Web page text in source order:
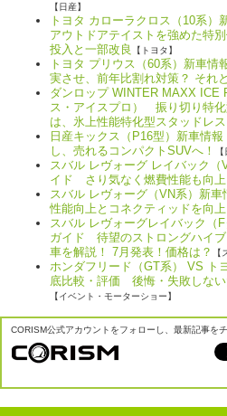
【日産】
トヨタ カローラクロス（10系
アウトドアテイストを強めた特
投入と一部改良
【トヨタ】
トヨタ プリウス（60系）新車
実させ、前年比割れ対策？ それ
ダンロップ WINTER MAXX ICE
ス・アイスプロ） 振り切り特
は、氷上性能特化型スタッドレス
日産キックス（P16型）新車情
し、売れるコンパクトSUVへ！
スバル レヴォーグ レイバック
イド さり気なく燃費性能も向上
スバル レヴォーグ（VN系）新
性能向上とコネクティッドを向
スバル レヴォーグレイバック（
ガイド 待望のストロングハイ
車を解説！ 7月発表！価格は？
【
ホンダフリード（GT系） VS ト
底比較・評価 後悔・失敗しな
【イベント・モーターショー】
CORISM公式アカウントをフォローし、最新記事をチ